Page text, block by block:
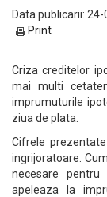
Data publicarii: 24-
Print
Criza creditelor
mai multi
imprumuturile
ziua de plata.
Cifrele
ingrijoratoare.
necesare
apeleaza la